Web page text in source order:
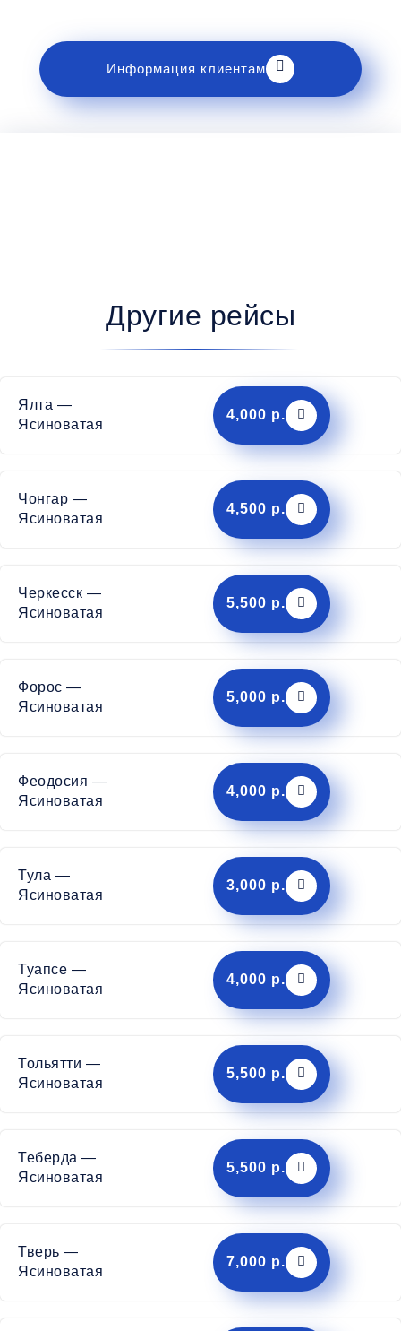
Информация клиентам
Другие рейсы
Ялта —
Ясиноватая
4,000 р.
Чонгар —
Ясиноватая
4,500 р.
Черкесск —
Ясиноватая
5,500 р.
Форос —
Ясиноватая
5,000 р.
Феодосия —
Ясиноватая
4,000 р.
Тула —
Ясиноватая
3,000 р.
Туапсе —
Ясиноватая
4,000 р.
Тольятти —
Ясиноватая
5,500 р.
Теберда —
Ясиноватая
5,500 р.
Тверь —
Ясиноватая
7,000 р.